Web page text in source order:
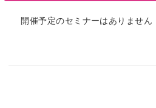
開催予定のセミナーはありません